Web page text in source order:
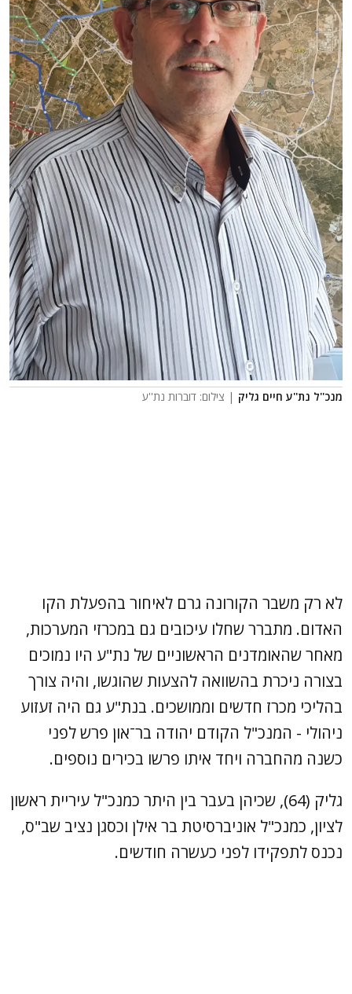
מנכ''ל נת''ע חיים גליק | צילום: דוברות נת''ע
לא רק משבר הקורונה גרם לאיחור בהפעלת הקו
האדום. מתברר שחלו עיכובים גם במכרזי המערכות,
מאחר שהאומדנים הראשוניים של נת"ע היו נמוכים
בצורה ניכרת בהשוואה להצעות שהוגשו, והיה צורך
בהליכי מכרז חדשים וממושכים. בנת"ע גם היה זעזוע
ניהולי - המנכ"ל הקודם יהודה בר־און פרש לפני
כשנה מהחברה ויחד איתו פרשו בכירים נוספים.
גליק (64), שכיהן בעבר בין היתר כמנכ"ל עיריית ראשון
לציון, כמנכ"ל אוניברסיטת בר אילן וכסגן נציב שב"ס,
נכנס לתפקידו לפני כעשרה חודשים.